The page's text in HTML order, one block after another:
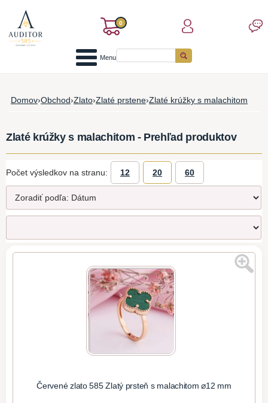
0
Menu
Domov›Obchod›Zlato›Zlaté prstene›Zlaté krúžky s malachitom
Zlaté krúžky s malachitom - Prehľad produktov
Počet výsledkov na stranu: 12 20 60
Červené zlato 585 Zlatý prsteň s malachitom ⌀12 mm